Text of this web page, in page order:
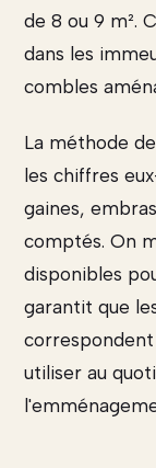
de 8 ou 9 m².
dans les
combles
La méthode
les chiffres
gaines,
comptés. On
disponibles
garantit que
utiliser au